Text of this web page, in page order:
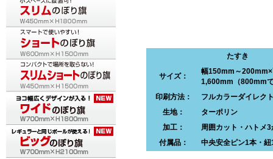
たすき
サイズ：
幅150mm～
1,600mm（800mm
印刷方法：
フルカラーダイレク
生地：
ターポリン
加工：
周囲カット・ハトメ3
付属品：
中央安全ピン1本・紐